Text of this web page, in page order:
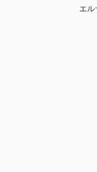
エル